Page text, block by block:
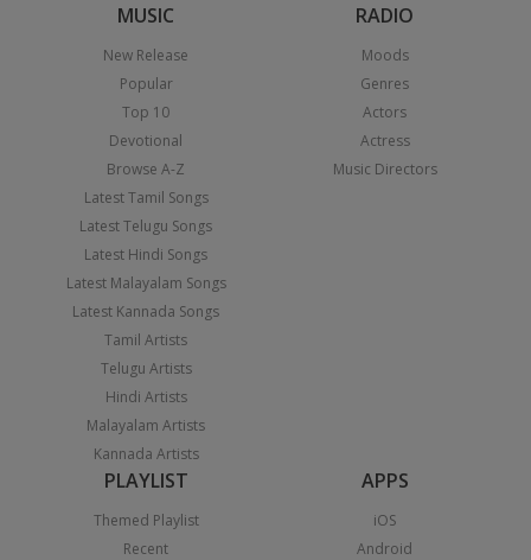
MUSIC
New Release
Popular
Top 10
Devotional
Browse A-Z
Latest Tamil Songs
Latest Telugu Songs
Latest Hindi Songs
Latest Malayalam Songs
Latest Kannada Songs
Tamil Artists
Telugu Artists
Hindi Artists
Malayalam Artists
Kannada Artists
RADIO
Moods
Genres
Actors
Actress
Music Directors
PLAYLIST
Themed Playlist
Recent
APPS
iOS
Android